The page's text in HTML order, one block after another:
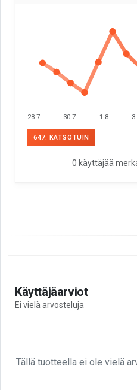
28.7. 30.7. 1.8.
647. KATSOTUIN
0 käyttäjää
Käyttäjäarviot
Ei vielä arvosteluja
Tällä tuotteella ei ole vielä